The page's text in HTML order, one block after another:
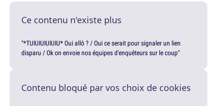
Ce contenu n'existe plus
"*TUIUIUIUIUIU* Oui allô ? / Oui ce serait pour signaler un lien
disparu / Ok on envoie nos équipes d'enquêteurs sur le coup"
Contenu bloqué par vos choix de cookies